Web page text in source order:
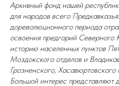
Архивный фонд нашей
для народов всего
дореволюционного периода
освоения предгорий Северного
историю населенных пунктов
Моздокского отделов и
Грозненского, Хасавюртовского
Большой интерес представляют